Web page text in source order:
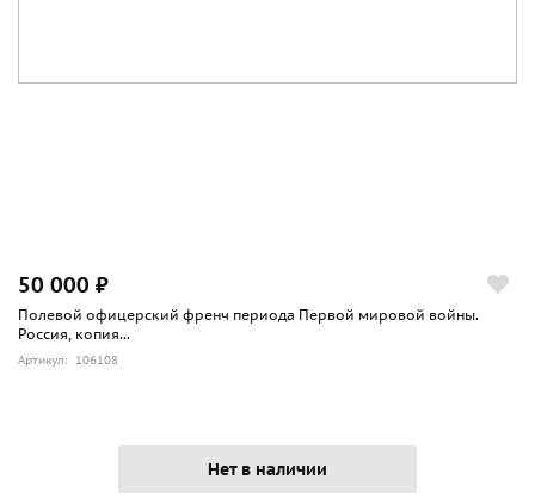
50 000 ₽
Полевой офицерский френч периода Первой мировой войны.
Россия, копия...
Артикул: 106108
Нет в наличии